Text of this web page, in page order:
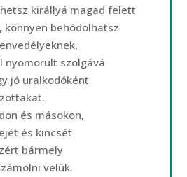
királlyá magad felett
behódolhatsz
nyomorult szolgává
jó uralkodóként
és másokon,
és kincsét
bármely
velük.